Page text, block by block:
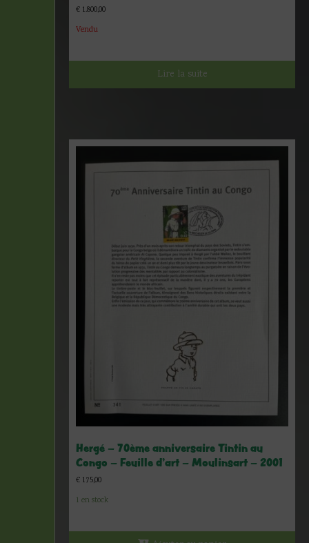
€ 1.800,00
Vendu
Lire la suite
Hergé – 70ème anniversaire Tintin au
Congo – Feuille d’art – Moulinsart – 2001
€ 175,00
1 en stock